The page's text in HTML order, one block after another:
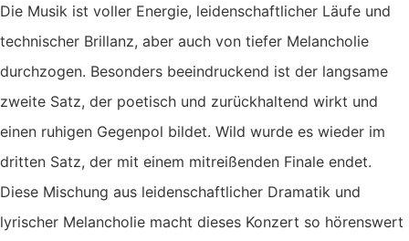
Die Musik ist voller Energie, leidenschaftlicher Läufe und
technischer Brillanz, aber auch von tiefer Melancholie
durchzogen. Besonders beeindruckend ist der langsame
zweite Satz, der poetisch und zurückhaltend wirkt und
einen ruhigen Gegenpol bildet. Wild wurde es wieder im
dritten Satz, der mit einem mitreißenden Finale endet.
Diese Mischung aus leidenschaftlicher Dramatik und
lyrischer Melancholie macht dieses Konzert so hörenswert